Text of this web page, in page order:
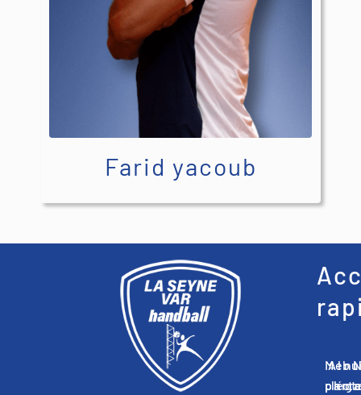
Farid yacoub